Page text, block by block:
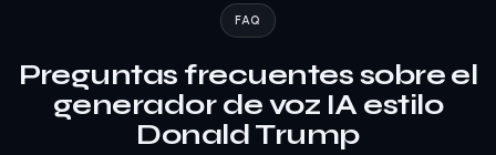
FAQ
Preguntas frecuentes sobre el
generador de voz IA estilo
Donald Trump